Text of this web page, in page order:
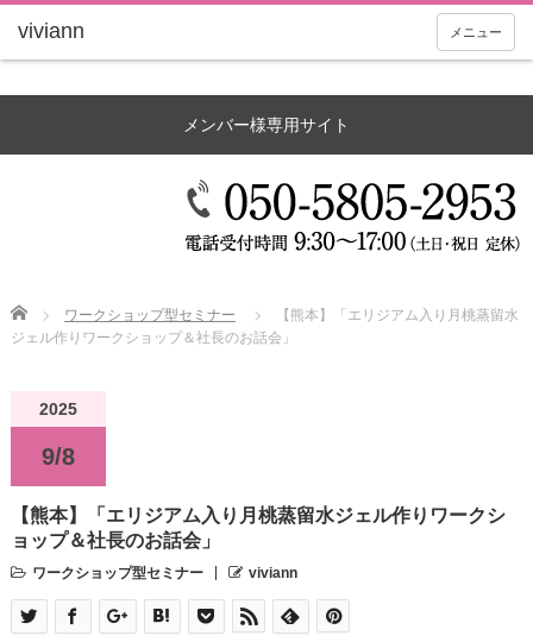
メニュー
メンバー様専用サイト
Home ワークショップ型セミナー
【熊本】「エリジアム入り月桃蒸留水
ジェル作りワークショップ＆社長のお話会」
2025
9/8
【熊本】「エリジアム入り月桃蒸留水ジェル作りワークシ
ョップ＆社長のお話会」
ワークショップ型セミナー viviann